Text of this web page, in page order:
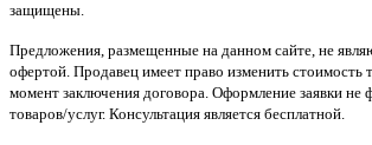
защищены.
Предложения, размещенные на данном сайте, не
офертой. Продавец имеет право изменить стоимость
момент заключения договора. Оформление заявки не
товаров/услуг. Консультация является бесплатной.